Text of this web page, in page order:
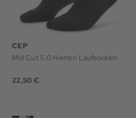
CEP
Mid Cut 5.0 Herren Laufsocken
22,50 €